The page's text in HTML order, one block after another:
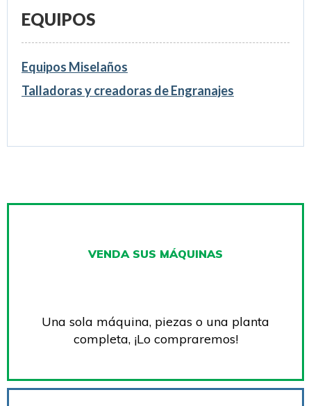
EQUIPOS
Equipos Miselaños
Talladoras y creadoras de Engranajes
VENDA SUS MÁQUINAS
Una sola máquina, piezas o una planta
completa, ¡Lo compraremos!